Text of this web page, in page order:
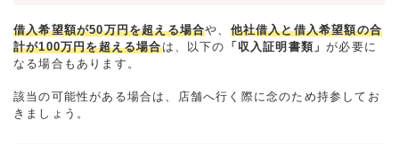
借入希望額が50万円を超える場合や、 他社借入と借入希望額の合
計が100万円を超える場合は、以下の 「収入証明書類」が必要に
なる場合もあります。
該当の可能性がある場合は、店舗へ行く際に念のため持参してお
きましょう。